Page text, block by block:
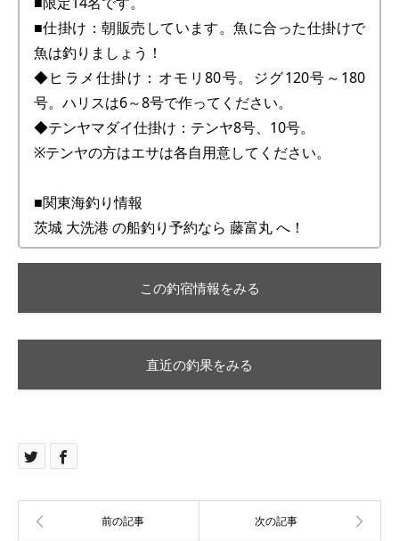
■仕掛け：朝販売しています。魚に合った仕掛けで
魚は釣りましょう！
◆ヒラメ仕掛け：オモリ80号。ジグ120号～180
号。ハリスは6～8号で作ってください。
◆テンヤマダイ仕掛け：テンヤ8号、10号。
※テンヤの方はエサは各自用意してください。
■関東海釣り情報
茨城 大洗港 の船釣り予約なら 藤富丸 へ！
この釣宿情報をみる
直近の釣果をみる